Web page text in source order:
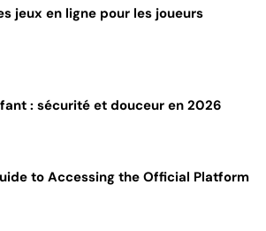
jeux en ligne pour les joueurs
: sécurité et douceur en 2026
to Accessing the Official Platform